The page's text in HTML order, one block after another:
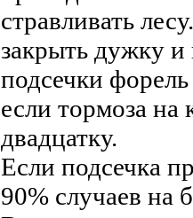
стравливать
закрыть дужку и
подсечки
если тормоза на
двадцатку.
Если подсечка
90% случаев на